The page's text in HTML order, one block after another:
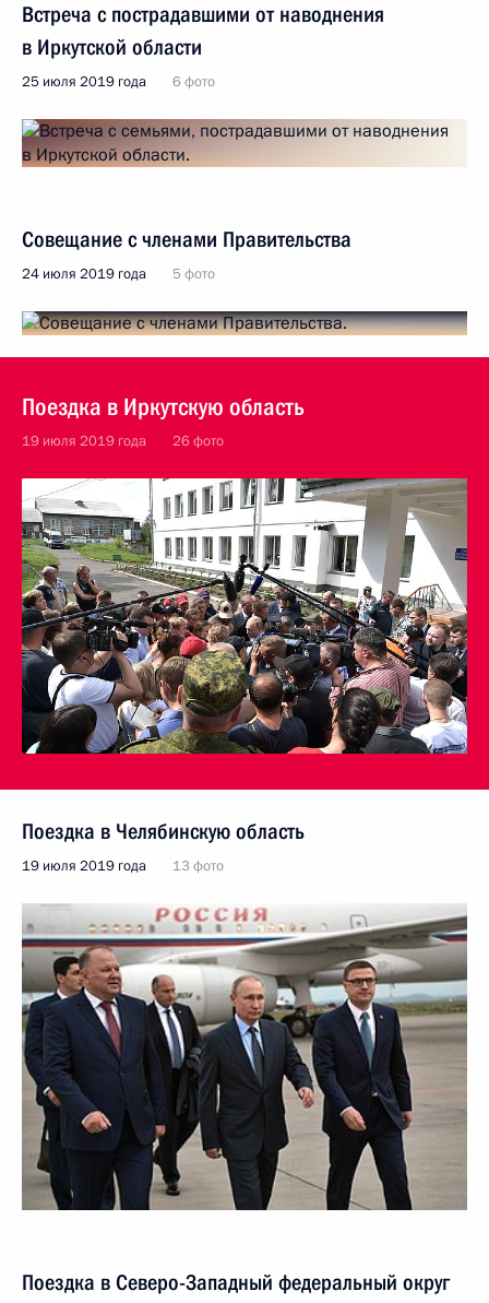
Встреча с пострадавшими от наводнения
в Иркутской области
25 июля 2019 года 6 фото
Совещание с членами Правительства
24 июля 2019 года 5 фото
Поездка в Иркутскую область
19 июля 2019 года 26 фото
Поездка в Челябинскую область
19 июля 2019 года 13 фото
Поездка в Северо-Западный федеральный округ